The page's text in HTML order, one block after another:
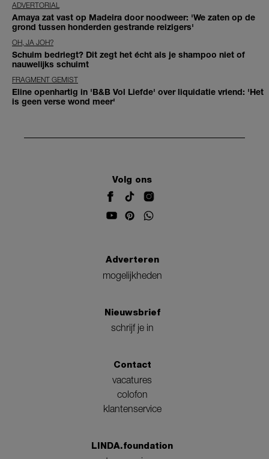
ADVERTORIAL
Amaya zat vast op Madeira door noodweer: 'We zaten op de
grond tussen honderden gestrande reizigers'
OH, JA JOH?
Schuim bedriegt? Dit zegt het écht als je shampoo niet of
nauwelijks schuimt
FRAGMENT GEMIST
Eline openhartig in 'B&B Vol Liefde' over liquidatie vriend: 'Het
is geen verse wond meer'
Volg ons
Adverteren
mogelijkheden
Nieuwsbrief
schrijf je in
Contact
vacatures
colofon
klantenservice
LINDA.foundation